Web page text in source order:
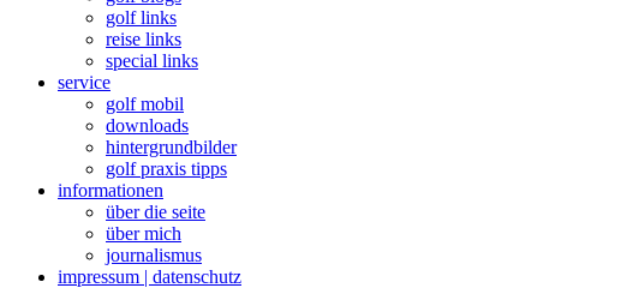
golf links
reise links
special links
service
golf mobil
downloads
hintergrundbilder
golf praxis tipps
informationen
über die seite
über mich
journalismus
impressum | datenschutz